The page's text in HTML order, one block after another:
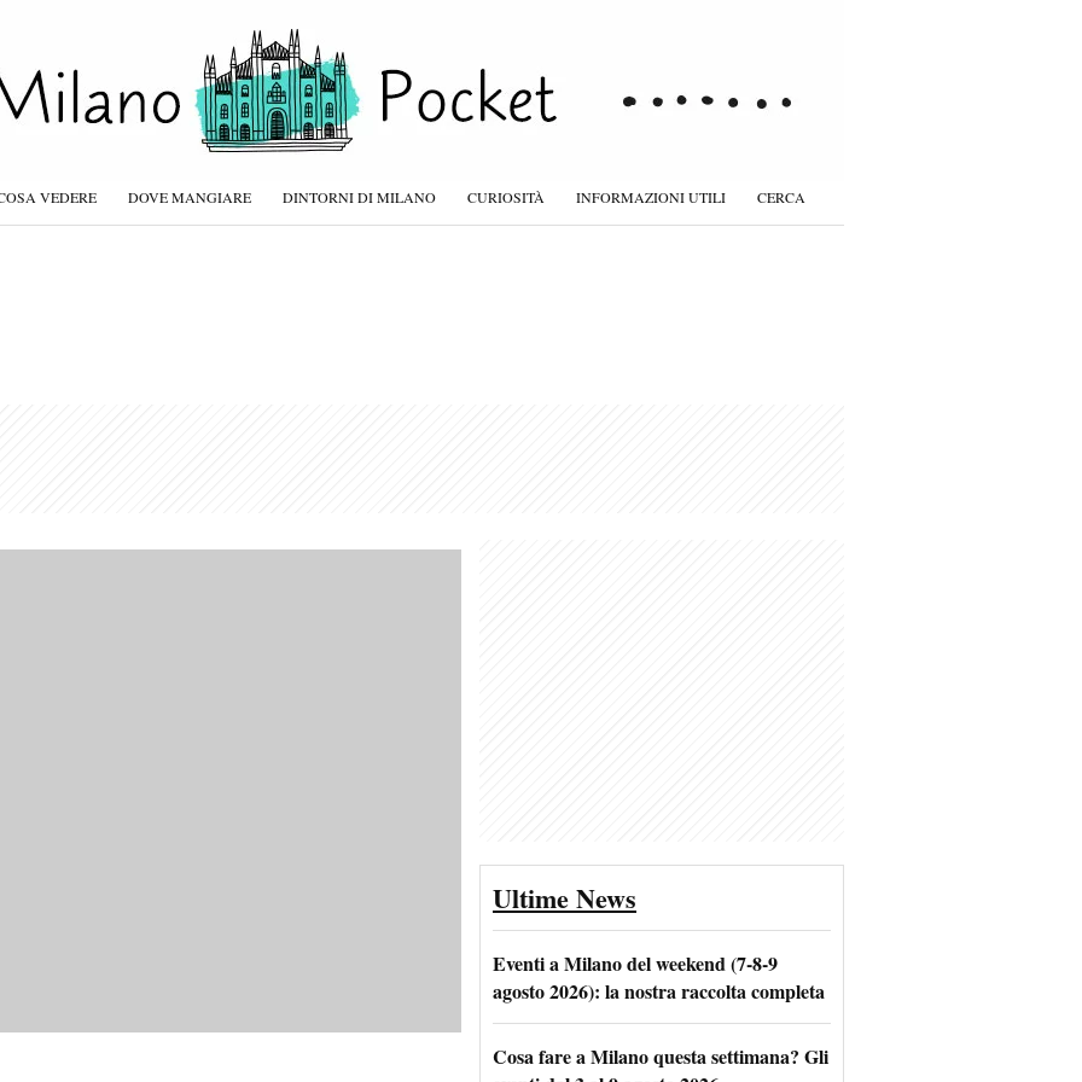
VEDERE DOVE MANGIARE DINTORNI DI MILANO CURIOSITÀ INFORMAZIONI UTILI CERCA
Ultime News
Eventi a Milano del weekend (7-8-9
agosto 2026): la nostra raccolta completa
Cosa fare a Milano questa settimana? Gli